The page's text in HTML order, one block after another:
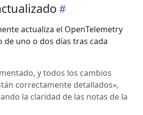
actualiza el OpenTelemetry
de uno o dos días tras cada
y todos los cambios
correctamente detallados»,
la claridad de las notas de la